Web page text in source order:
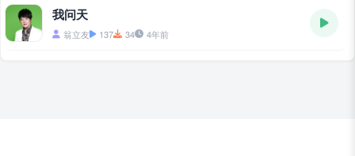
我问天
翁立友 137 34 4年前